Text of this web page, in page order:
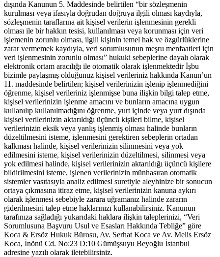
dışında Kanunun 5. Maddesinde belirtilen “bir sözleşmenin
kurulması veya ifasıyla doğrudan doğruya ilgili olması kaydıyla,
sözleşmenin taraflarına ait kişisel verilerin işlenmesinin gerekli
olması ile bir hakkın tesisi, kullanılması veya korunması için veri
işlemenin zorunlu olması, ilgili kişinin temel hak ve özgürlüklerine
zarar vermemek kaydıyla, veri sorumlusunun meşru menfaatleri için
veri işlenmesinin zorunlu olması” hukuki sebeplerine dayalı olarak
elektronik ortam aracılığı ile otomatik olarak işlenmektedir İşbu
bizimle paylaşmış olduğunuz kişisel verileriniz hakkında Kanun’un
11. maddesinde belirtilen; kişisel verilerinizin işlenip işlenmediğini
öğrenme, kişisel verileriniz işlenmişse buna ilişkin bilgi talep etme,
kişisel verilerinizin işlenme amacını ve bunların amacına uygun
kullanılıp kullanılmadığını öğrenme, yurt içinde veya yurt dışında
kişisel verilerinizin aktarıldığı üçüncü kişileri bilme, kişisel
verilerinizin eksik veya yanlış işlenmiş olması halinde bunların
düzeltilmesini isteme, işlenmesini gerektiren sebeplerin ortadan
kalkması halinde, kişisel verilerinizin silinmesini veya yok
edilmesini isteme, kişisel verilerinizin düzeltilmesi, silinmesi veya
yok edilmesi halinde, kişisel verilerinizin aktarıldığı üçüncü kişilere
bildirilmesini isteme, işlenen verilerinizin münhasıran otomatik
sistemler vasıtasıyla analiz edilmesi suretiyle aleyhinize bir sonucun
ortaya çıkmasına itiraz etme, kişisel verilerinizin kanuna aykırı
olarak işlenmesi sebebiyle zarara uğramanız halinde zararın
giderilmesini talep etme haklarınızı kullanabilirsiniz. Kanunun
tarafınıza sağladığı yukarıdaki haklara ilişkin taleplerinizi, “Veri
Sorumlusuna Başvuru Usul ve Esasları Hakkında Tebliğe” göre
Koca & Ersöz Hukuk Bürosu, Av. Serhat Koca ve Av. Melis Ersöz
Koca, İnönü Cd. No:23 D:10 Gümüşsuyu Beyoğlu İstanbul
adresine yazılı olarak iletebilirsiniz.